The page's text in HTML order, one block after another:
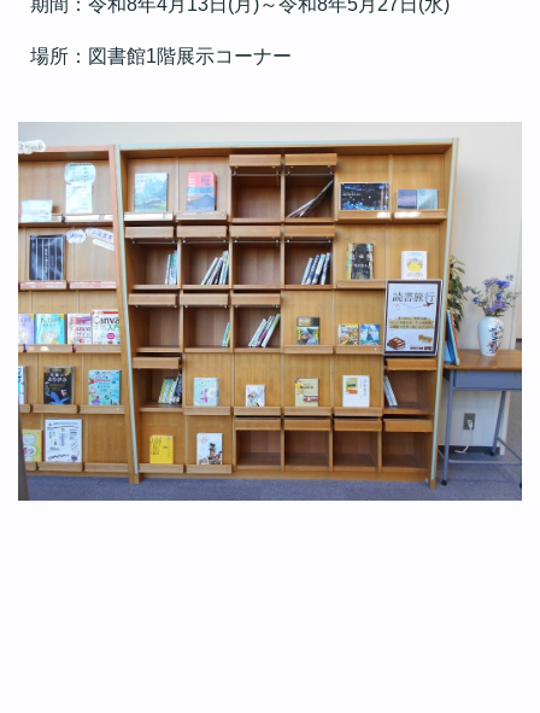
期間：令和8年4月13日(月)～令和8年5月27日(水)
場所：図書館1階展示コーナー